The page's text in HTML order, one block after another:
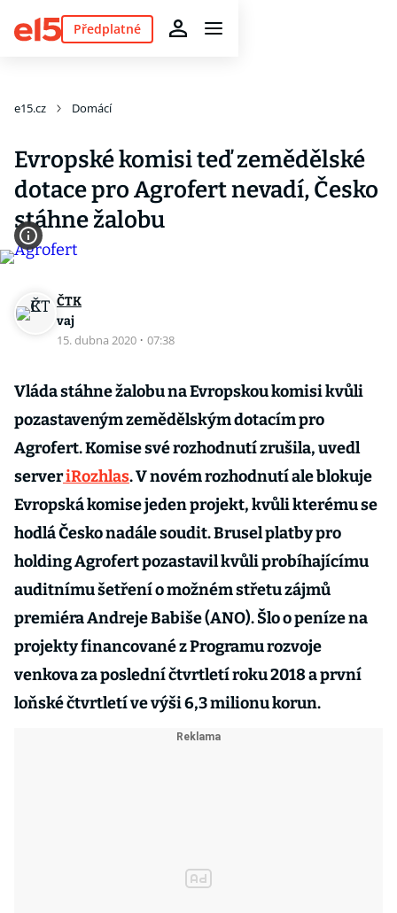
Předplatné
e15.cz Domácí
Evropské komisi teď zemědělské
dotace pro Agrofert nevadí, Česko
stáhne žalobu
ČTK
vaj
15. dubna 2020 · 07:38
Vláda stáhne žalobu na Evropskou komisi kvůli
pozastaveným zemědělským dotacím pro
Agrofert. Komise své rozhodnutí zrušila, uvedl
serveriRozhlas. V novém rozhodnutí ale blokuje
Evropská komise jeden projekt, kvůli kterému se
hodlá Česko nadále soudit. Brusel platby pro
holding Agrofert pozastavil kvůli probíhajícímu
auditnímu šetření o možném střetu zájmů
premiéra Andreje Babiše (ANO). Šlo o peníze na
projekty financované z Programu rozvoje
venkova za poslední čtvrtletí roku 2018 a první
loňské čtvrtletí ve výši 6,3 milionu korun.